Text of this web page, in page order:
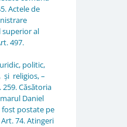
Actele de
superior al
497.
politic,
și religios, –
259. Căsătoria
Daniel
fost postate pe
Art. 74. Atingeri